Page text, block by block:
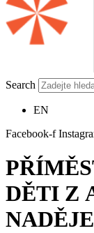
Search
EN
Facebook-f
DĚTI Z
NADĚJE